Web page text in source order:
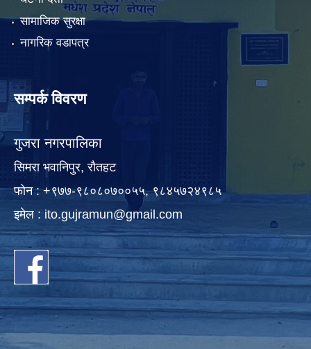
सामाजिक सुरक्षा
नागरिक वडापत्र
सम्पर्क विवरण
गुजरा नगरपालिका
सिमरा भवानिपुर, राैतहट
फाेन : +९७७-९८०८०७००५५, ९८४५७२४९८५
इमेल : ito.gujramun@gmail.com